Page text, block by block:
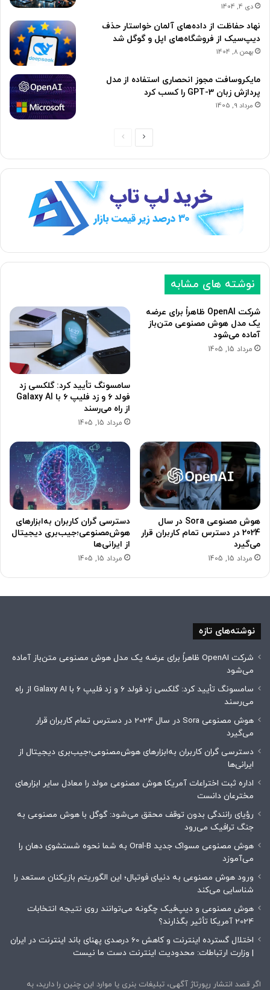
دی 4, 1404
نهاد حفاظت از داده‌های آلمان خواستار حذف
دیپ‌سیک از فروشگاه‌های اپل و گوگل شد
بهمن 8, 1404
مایکروسافت مجوز انحصاری استفاده از مدل
پردازش زبان GPT-3 را کسب کرد
مرداد 9, 1405
ح
ق
ب
ی
ح
ه
ع
ی
نوشته های مشابه
شرکت OpenAI ظاهراً برای عرضه
یک مدل هوش مصنوعی متن‌باز
آماده می‌شود
مرداد 15, 1405
سامسونگ تأیید کرد: گلکسی زد
فولد ۶ و زد فلیپ ۶ با Galaxy AI
از راه می‌رسند
مرداد 15, 1405
هوش مصنوعی Sora در سال
2024 در دسترس تمام کاربران قرار
می‌گیرد
مرداد 15, 1405
دسترسی گران کاربران به‌ابزارهای
هوش‌مصنوعی؛جیب‌بری دیجیتال
از ایرانی‌ها
مرداد 15, 1405
نوشته‌های تازه
شرکت OpenAI ظاهراً برای عرضه یک مدل هوش مصنوعی متن‌باز آماده
می‌شود
سامسونگ تأیید کرد: گلکسی زد فولد ۶ و زد فلیپ ۶ با Galaxy AI از راه
می‌رسند
هوش مصنوعی Sora در سال 2024 در دسترس تمام کاربران قرار
می‌گیرد
دسترسی گران کاربران به‌ابزارهای هوش‌مصنوعی؛جیب‌بری دیجیتال از
ایرانی‌ها
اداره ثبت اختراعات آمریکا هوش مصنوعی مولد را معادل سایر ابزارهای
مخترعان دانست
رؤیای رانندگی بدون توقف محقق می‌شود: گوگل با هوش مصنوعی به
جنگ ترافیک می‌رود
هوش مصنوعی مسواک جدید Oral-B به شما نحوه شستشوی دهان را
می‌آموزد
ورود هوش مصنوعی به دنیای فوتبال؛ این الگوریتم بازیکنان مستعد را
شناسایی می‌کند
هوش مصنوعی و دیپ‌فیک چگونه می‌توانند روی نتیجه انتخابات
2024 آمریکا تأثیر بگذارند؟
اختلال گسترده اینترنت و کاهش 60 درصدی پهنای باند اینترنت در ایران
| وزارت ارتباطات: محدودیت‌ اینترنت دست ما نیست
اگر قصد انتشار رپورتاژ آگهی، تبلیغات بنری یا موارد این چنین را دارید، به